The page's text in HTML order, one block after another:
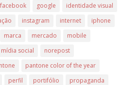
facebook google
identidade visual
instagram internet
iphone
marca mercado
mobile
mídia social
norepost
pantone color of the year
perfil portifólio
propaganda